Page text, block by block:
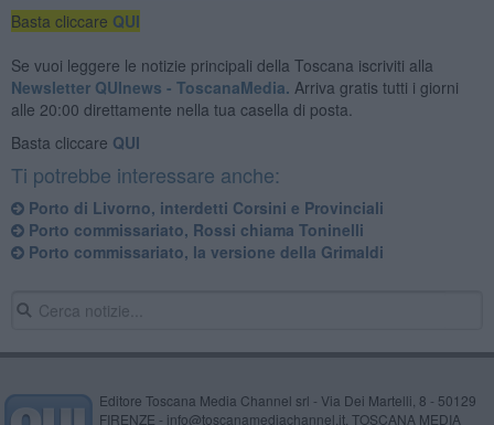
Basta cliccare QUI
Se vuoi leggere le notizie principali della Toscana iscriviti alla
Newsletter QUInews - ToscanaMedia. Arriva gratis tutti i giorni
alle 20:00 direttamente nella tua casella di posta.
Basta cliccare QUI
Ti potrebbe interessare anche:
Porto di Livorno, interdetti Corsini e Provinciali
Porto commissariato, Rossi chiama Toninelli
Porto commissariato, la versione della Grimaldi
Editore Toscana Media Channel srl - Via Dei Martelli, 8 - 50129
FIRENZE - info@toscanamediachannel.it. TOSCANA MEDIA